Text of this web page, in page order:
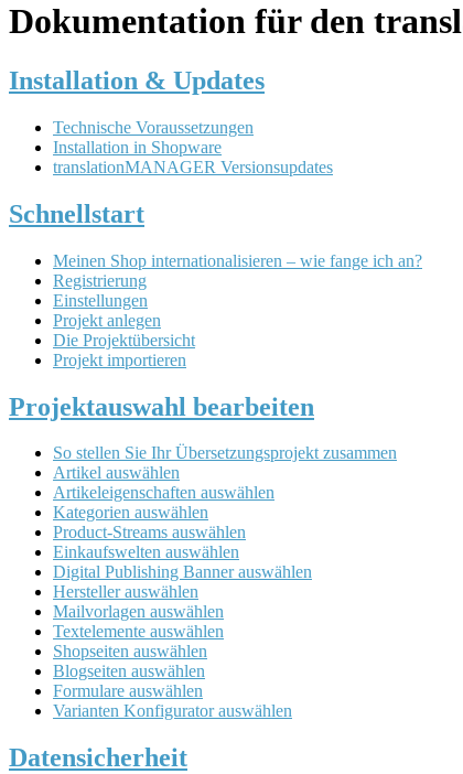
Dokumentation für den
Installation & Updates
Technische Voraussetzungen
Installation in Shopware
translationMANAGER Versionsupdates
Schnellstart
Meinen Shop internationalisieren – wie fange ich an?
Registrierung
Einstellungen
Projekt anlegen
Die Projektübersicht
Projekt importieren
Projektauswahl bearbeiten
So stellen Sie Ihr Übersetzungsprojekt zusammen
Artikel auswählen
Artikeleigenschaften auswählen
Kategorien auswählen
Product-Streams auswählen
Einkaufswelten auswählen
Digital Publishing Banner auswählen
Hersteller auswählen
Mailvorlagen auswählen
Textelemente auswählen
Shopseiten auswählen
Blogseiten auswählen
Formulare auswählen
Varianten Konfigurator auswählen
Datensicherheit